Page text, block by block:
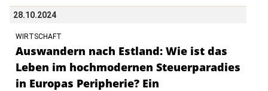
28.10.2024
WIRTSCHAFT
Auswandern nach Estland: Wie ist das
Leben im hochmodernen Steuerparadies
in Europas Peripherie? Ein